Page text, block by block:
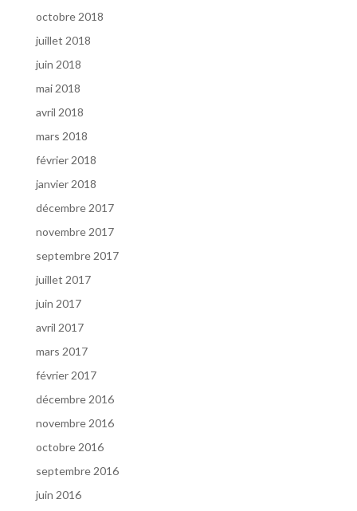
octobre 2018
juillet 2018
juin 2018
mai 2018
avril 2018
mars 2018
février 2018
janvier 2018
décembre 2017
novembre 2017
septembre 2017
juillet 2017
juin 2017
avril 2017
mars 2017
février 2017
décembre 2016
novembre 2016
octobre 2016
septembre 2016
juin 2016